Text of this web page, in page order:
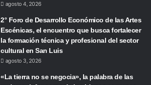
agosto 4, 2026
2° Foro de Desarrollo Económico de las Artes
Escénicas, el encuentro que busca fortalecer
la formación técnica y profesional del sector
cultural en San Luis
agosto 3, 2026
«La tierra no se negocia», la palabra de las